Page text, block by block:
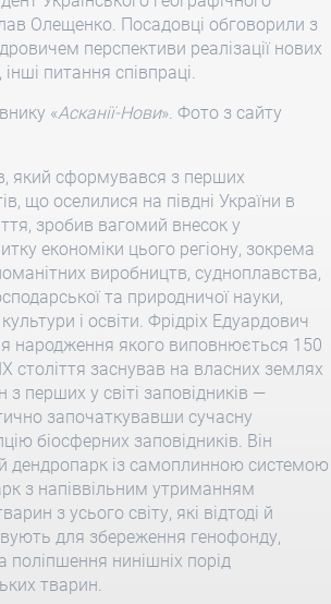
Олещенко. Посадовці обговорили з
перспективи реалізації нових
питання співпраці.
«Асканії-Нови». Фото з сайту
який сформувався з перших
що оселилися на півдні України в
зробив вагомий внесок у
економіки цього регіону, зокрема
виробництв, судноплавства,
та природничої науки,
і освіти. Фрідріх Едуардович
народження якого виповнюється 150
століття заснував на власних землях
з перших у світі заповідників —
започаткувавши сучасну
біосферних заповідників. Він
дендропарк із самоплинною системою
з напіввільним утриманням
з усього світу, які відтоді й
для збереження генофонду,
поліпшення нинішніх порід
тварин.